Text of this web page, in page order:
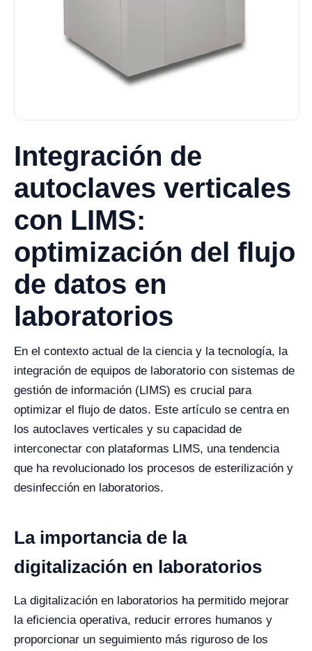
Integración de
autoclaves verticales
con LIMS:
optimización del flujo
de datos en
laboratorios
En el contexto actual de la ciencia y la tecnología, la
integración de equipos de laboratorio con sistemas de
gestión de información (LIMS) es crucial para
optimizar el flujo de datos. Este artículo se centra en
los autoclaves verticales y su capacidad de
interconectar con plataformas LIMS, una tendencia
que ha revolucionado los procesos de esterilización y
desinfección en laboratorios.
La importancia de la
digitalización en laboratorios
La digitalización en laboratorios ha permitido mejorar
la eficiencia operativa, reducir errores humanos y
proporcionar un seguimiento más riguroso de los